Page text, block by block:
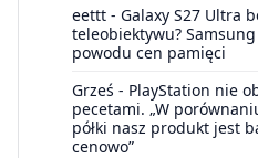
eettt - Galaxy S27 Ultra
teleobiektywu?
powodu cen pamięci
Grześ - PlayStation nie
pecetami. „W
półki nasz produkt jest
cenowo”